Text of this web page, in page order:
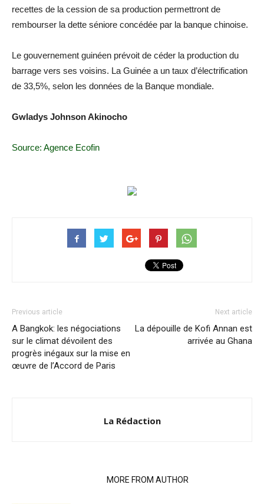
recettes de la cession de sa production permettront de
rembourser la dette séniore concédée par la banque chinoise.
Le gouvernement guinéen prévoit de céder la production du
barrage vers ses voisins. La Guinée a un taux d’électrification
de 33,5%, selon les données de la Banque mondiale.
Gwladys Johnson Akinocho
Source: Agence Ecofin
Previous article
A Bangkok: les négociations
sur le climat dévoilent des
progrès inégaux sur la mise en
œuvre de l’Accord de Paris
Next article
La dépouille de Kofi Annan est
arrivée au Ghana
La Rédaction
MORE FROM AUTHOR